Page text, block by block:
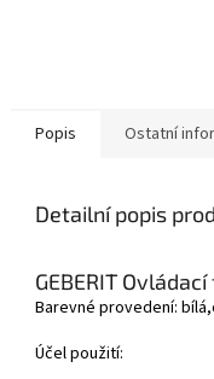
Popis Ostatní
Detailní popis
GEBERIT
Barevné provedení:
Účel použití: